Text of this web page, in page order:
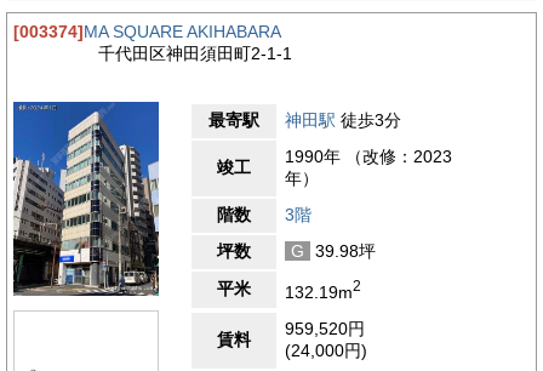
[003374]MA SQUARE AKIHABARA
千代田区神田須田町2-1-1
最寄駅 神田駅 徒歩3分
竣工
1990年 （改修：2023
年）
階数
3階
坪数
G
39.98坪
平米
132.19m2
賃料
959,520円
(24,000円)